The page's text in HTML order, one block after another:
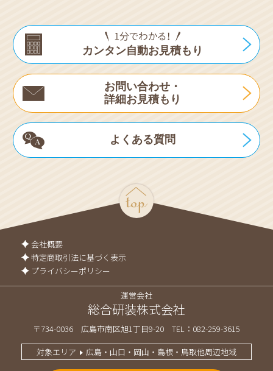
カンタン自動お見積もり
お問い合わせ・
詳細お見積もり
よくある質問
会社概要
特定商取引法に基づく表示
プライバシーポリシー
運営会社
総合研装株式会社
〒734-0036 広島市南区旭1丁目9-20 TEL： 082-259-3615
対象エリア
広島・山口・岡山・島根・鳥取他周辺地域